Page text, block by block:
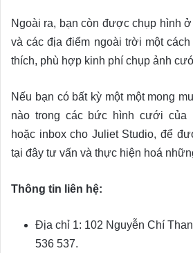
Ngoài ra, bạn còn được chụp hình
và các địa điểm ngoài trời một
thích, phù hợp kinh phí chụp ảnh
Nếu bạn có bất kỳ một một mong
nào trong các bức hình cưới của
hoặc inbox cho Juliet Studio, để
tại đây tư vấn và thực hiện hoá
Thông tin liên hệ:
Địa chỉ 1: 102 Nguyễn Chí
536 537.